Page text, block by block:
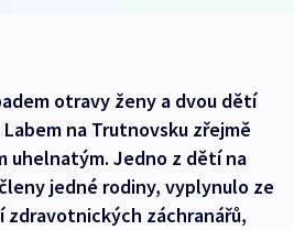
otravy ženy a dvou dětí
na Trutnovsku zřejmě
uhelnatým. Jedno z dětí na
jedné rodiny, vyplynulo ze
záchranářů,